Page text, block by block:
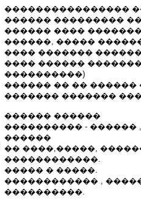
����������������
������ ���������
������ ����
������, �����
���� �������
���� ������
����������)
������ �� �� ������
������� �������
������ ������
���������� - ������
������
�� ����,�����,
������������.
����� � �����.
������������ ,
����������.